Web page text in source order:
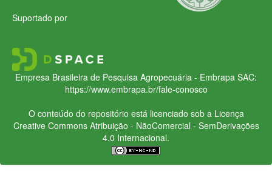
Suportado por
Empresa Brasileira de Pesquisa Agropecuária - Embrapa SAC:
https://www.embrapa.br/fale-conosco
O conteúdo do repositório está licenciado sob a Licença
Creative CommonsAtribuição - NãoComercial - SemDerivações
4.0 Internacional.